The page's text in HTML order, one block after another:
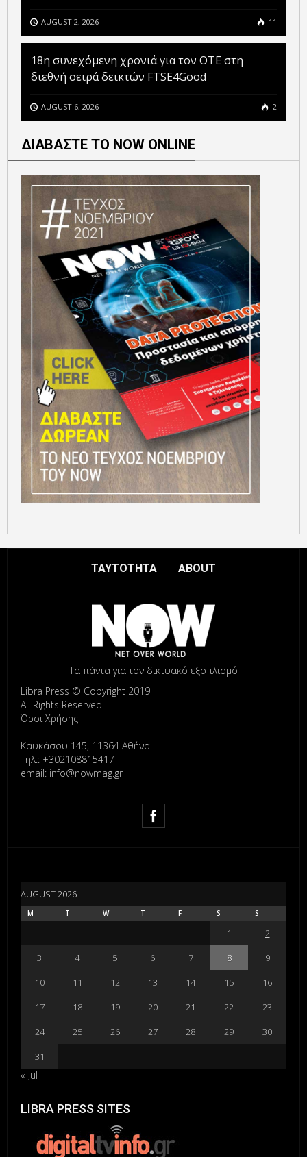
AUGUST 2, 2026 11
18η συνεχόμενη χρονιά για τον ΟΤΕ στη
διεθνή σειρά δεικτών FTSE4Good
AUGUST 6, 2026 2
ΔΙΑΒΑΣΤΕ ΤΟ NOW ONLINE
ΤΑΥΤΟΤΗΤΑ ABOUT
Τα πάντα για τον δικτυακό εξοπλισμό
Libra Press © Copyright 2019
All Rights Reserved
Όροι Χρήσης
Καυκάσου 145, 11364 Αθήνα
Τηλ.: +302108815417
email: info@nowmag.gr
AUGUST 2026
M T W T F S S
1
2
3
4 5 6 7 8
9
10
11 12 13 14 15
16
17
18 19 20 21 22
23
24
25 26 27 28 29
30
31
« Jul
LIBRA PRESS SITES